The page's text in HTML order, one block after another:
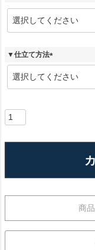
▼仕立て方法
(
必
須
商